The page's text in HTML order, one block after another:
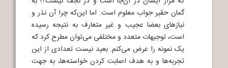
گمان حقیر جواب معلوم است. اما این‌که چرا آن نذر و
نیازهای بعضا عجیب و غیر متعارف به نتیجه رسیده
است، توجیهات متعدد و مختلفی می‌توان مطرح کرد که
یک نمونه را عرض می‌کنم. بعید نیست تعدادی از این
تجربه‌ها و به هدف اصابت کردن خواسته‌ها، به جهت